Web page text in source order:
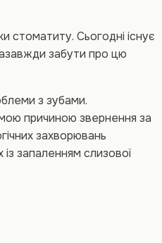
стоматиту. Сьогодні існує
забути про цю
з зубами.
причиною звернення за
захворювань
запаленням слизової